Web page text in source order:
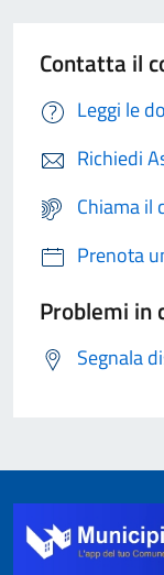
Contatta il
Leggi le
Richiedi
Chiama il
Prenota
Problemi in
Segnala